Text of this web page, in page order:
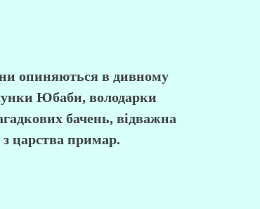
опиняються в дивному
Юбаби, володарки
бачень, відважна
з царства примар.